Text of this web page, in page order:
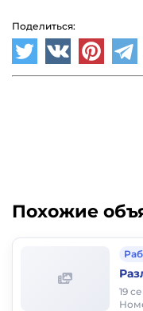
Поделиться:
Похожие
19